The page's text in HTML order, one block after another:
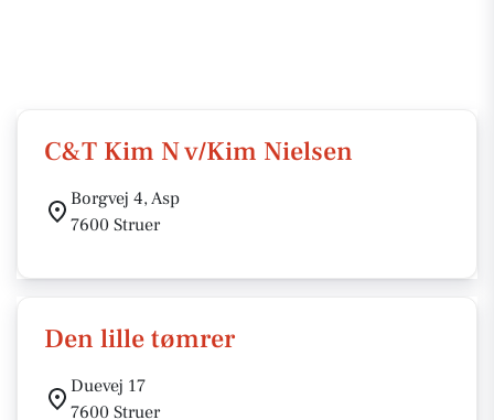
C&T Kim N v/Kim Nielsen
Borgvej 4, Asp
7600 Struer
Den lille tømrer
Duevej 17
7600 Struer